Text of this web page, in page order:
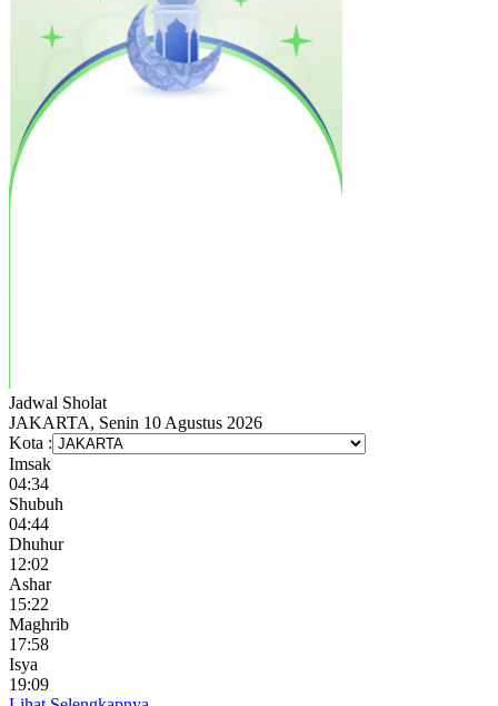
Jadwal Sholat
JAKARTA, Senin 10 Agustus 2026
Kota :
Imsak
04:34
Shubuh
04:44
Dhuhur
12:02
Ashar
15:22
Maghrib
17:58
Isya
19:09